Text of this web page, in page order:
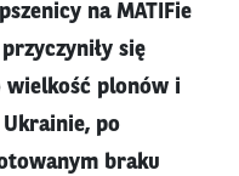
na MATIFie
się
wielkość plonów i
po
braku